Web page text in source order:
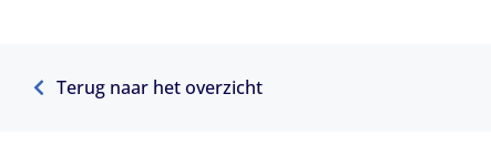
Terug naar het overzicht